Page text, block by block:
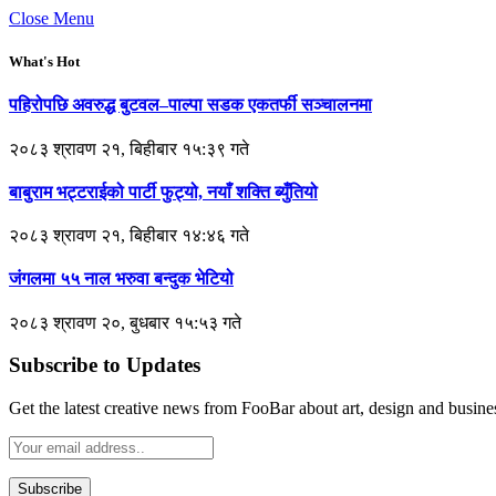
Close Menu
What's Hot
पहिरोपछि अवरुद्ध बुटवल–पाल्पा सडक एकतर्फी सञ्चालनमा
२०८३ श्रावण २१, बिहीबार १५:३९ गते
बाबुराम भट्टराईको पार्टी फुट्यो, नयाँ शक्ति ब्युँतियो
२०८३ श्रावण २१, बिहीबार १४:४६ गते
जंगलमा ५५ नाल भरुवा बन्दुक भेटियो
२०८३ श्रावण २०, बुधबार १५:५३ गते
Subscribe to Updates
Get the latest creative news from FooBar about art, design and